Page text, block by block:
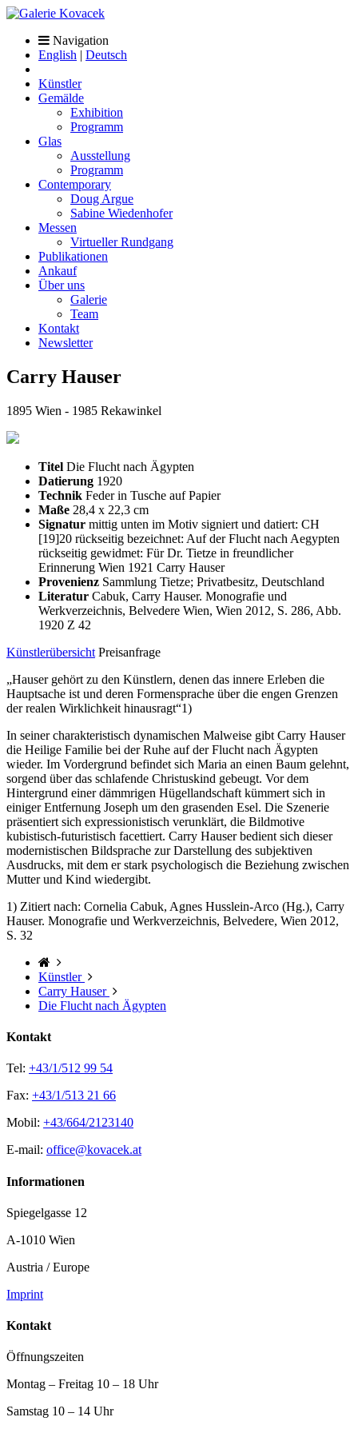
Navigation
English | Deutsch
Künstler
Gemälde
Exhibition
Programm
Glas
Ausstellung
Programm
Contemporary
Doug Argue
Sabine Wiedenhofer
Messen
Virtueller Rundgang
Publikationen
Ankauf
Über uns
Galerie
Team
Kontakt
Newsletter
Carry Hauser
1895 Wien - 1985 Rekawinkel
Titel Die Flucht nach Ägypten
Datierung 1920
Technik Feder in Tusche auf Papier
Maße 28,4 x 22,3 cm
Signatur mittig unten im Motiv signiert und datiert: CH
[19]20 rückseitig bezeichnet: Auf der Flucht nach Aegypten
rückseitig gewidmet: Für Dr. Tietze in freundlicher
Erinnerung Wien 1921 Carry Hauser
Provenienz Sammlung Tietze; Privatbesitz, Deutschland
Literatur Cabuk, Carry Hauser. Monografie und
Werkverzeichnis, Belvedere Wien, Wien 2012, S. 286, Abb.
1920 Z 42
Künstlerübersicht Preisanfrage
„Hauser gehört zu den Künstlern, denen das innere Erleben die
Hauptsache ist und deren Formensprache über die engen Grenzen
der realen Wirklichkeit hinausragt“1)
In seiner charakteristisch dynamischen Malweise gibt Carry Hauser
die Heilige Familie bei der Ruhe auf der Flucht nach Ägypten
wieder. Im Vordergrund befindet sich Maria an einen Baum gelehnt,
sorgend über das schlafende Christuskind gebeugt. Vor dem
Hintergrund einer dämmrigen Hügellandschaft kümmert sich in
einiger Entfernung Joseph um den grasenden Esel. Die Szenerie
präsentiert sich expressionistisch verunklärt, die Bildmotive
kubistisch-futuristisch facettiert. Carry Hauser bedient sich dieser
modernistischen Bildsprache zur Darstellung des subjektiven
Ausdrucks, mit dem er stark psychologisch die Beziehung zwischen
Mutter und Kind wiedergibt.
1) Zitiert nach: Cornelia Cabuk, Agnes Husslein-Arco (Hg.), Carry
Hauser. Monografie und Werkverzeichnis, Belvedere, Wien 2012,
S. 32
Künstler
Carry Hauser
Die Flucht nach Ägypten
Kontakt
Tel: +43/1/512 99 54
Fax: +43/1/513 21 66
Mobil: +43/664/2123140
E-mail: office@kovacek.at
Informationen
Spiegelgasse 12
A-1010 Wien
Austria / Europe
Imprint
Kontakt
Öffnungszeiten
Montag – Freitag 10 – 18 Uhr
Samstag 10 – 14 Uhr